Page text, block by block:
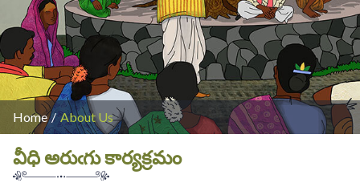
Home / About Us
వీధి అరుఁగు కార్యక్రమం